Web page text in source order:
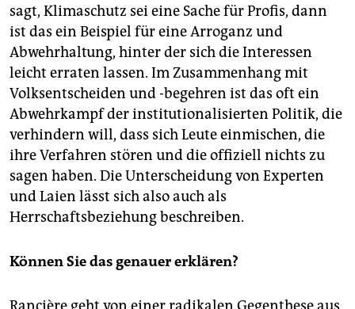
sagt, Klimaschutz sei eine Sache für Profis, dann
ist das ein Beispiel für eine Arroganz und
Abwehrhaltung, hinter der sich die Interessen
leicht erraten lassen. Im Zusammenhang mit
Volksentscheiden und -begehren ist das oft ein
Abwehrkampf der institutionalisierten Politik, die
verhindern will, dass sich Leute einmischen, die
ihre Verfahren stören und die offiziell nichts zu
sagen haben. Die Unterscheidung von Experten
und Laien lässt sich also auch als
Herrschaftsbeziehung beschreiben.
Können Sie das genauer erklären?